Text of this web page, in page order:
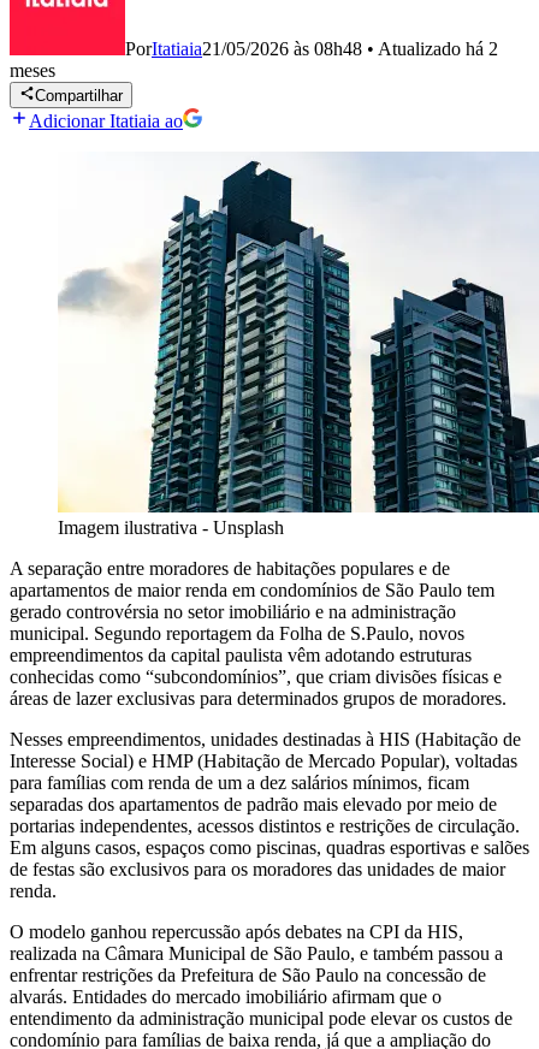
PorItatiaia21/05/2026 às 08h48 • Atualizado há 2
meses
Compartilhar
Adicionar Itatiaia ao
Imagem ilustrativa - Unsplash
A separação entre moradores de habitações populares e de
apartamentos de maior renda em condomínios de São Paulo tem
gerado controvérsia no setor imobiliário e na administração
municipal. Segundo reportagem da Folha de S.Paulo, novos
empreendimentos da capital paulista vêm adotando estruturas
conhecidas como “subcondomínios”, que criam divisões físicas e
áreas de lazer exclusivas para determinados grupos de moradores.
Nesses empreendimentos, unidades destinadas à HIS (Habitação de
Interesse Social) e HMP (Habitação de Mercado Popular), voltadas
para famílias com renda de um a dez salários mínimos, ficam
separadas dos apartamentos de padrão mais elevado por meio de
portarias independentes, acessos distintos e restrições de circulação.
Em alguns casos, espaços como piscinas, quadras esportivas e salões
de festas são exclusivos para os moradores das unidades de maior
renda.
O modelo ganhou repercussão após debates na CPI da HIS,
realizada na Câmara Municipal de São Paulo, e também passou a
enfrentar restrições da Prefeitura de São Paulo na concessão de
alvarás. Entidades do mercado imobiliário afirmam que o
entendimento da administração municipal pode elevar os custos de
condomínio para famílias de baixa renda, já que a ampliação do